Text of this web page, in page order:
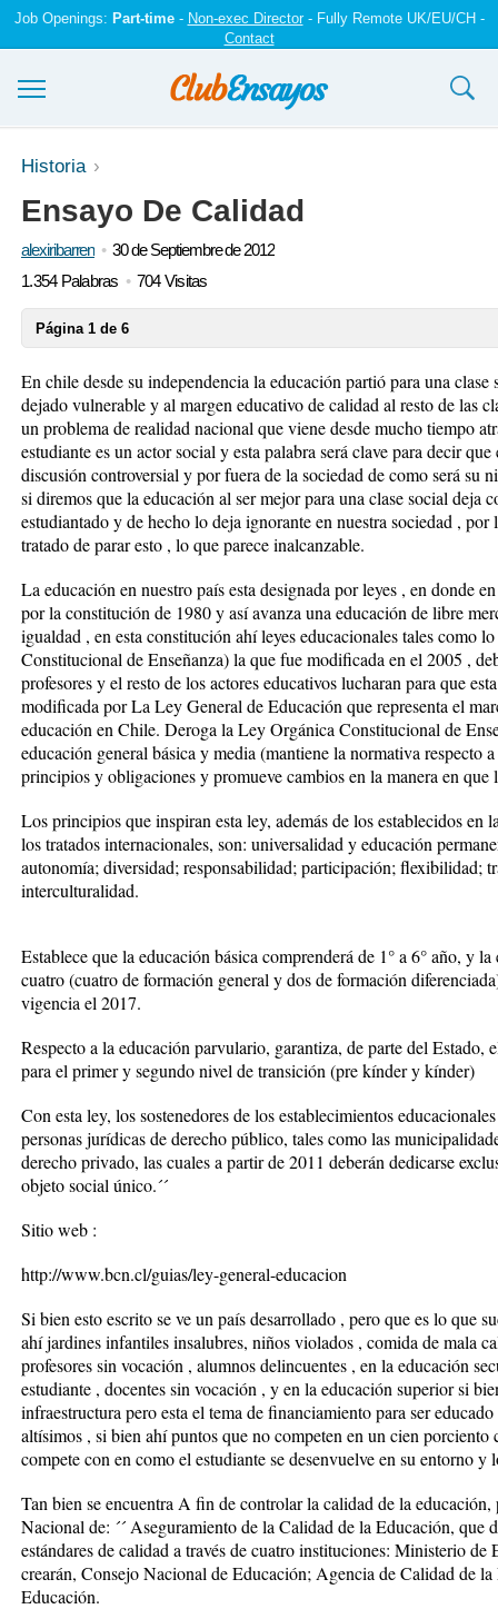
Job Openings: Part-time- Non-exec Director- Fully Remote UK/EU/CH -
Contact
Ensayos y trabajos
Registrarse
Iniciar sesión
Historia
Ensayo De Calidad
alexiribarren
30 de Septiembre de 2012
1.354 Palabras
704 Visitas
Página 1 de 6
En chile desde su independencia la educación partió para una
dejado vulnerable y al margen educativo de calidad al resto de las
un problema de realidad nacional que viene desde mucho tiempo
estudiante es un actor social y esta palabra será clave para decir
discusión controversial y por fuera de la sociedad de como será su
si diremos que la educación al ser mejor para una clase social deja
estudiantado y de hecho lo deja ignorante en nuestra sociedad ,
tratado de parar esto , lo que parece inalcanzable.
La educación en nuestro país esta designada por leyes , en donde
por la constitución de 1980 y así avanza una educación de libre
igualdad , en esta constitución ahí leyes educacionales tales como
Constitucional de Enseñanza) la que fue modificada en el 2005 ,
profesores y el resto de los actores educativos lucharan para que
modificada por La Ley General de Educación que representa el
educación en Chile. Deroga la Ley Orgánica Constitucional de
educación general básica y media (mantiene la normativa respecto
principios y obligaciones y promueve cambios en la manera en que
Los principios que inspiran esta ley, además de los establecidos
los tratados internacionales, son: universalidad y educación
autonomía; diversidad; responsabilidad; participación; flexibilidad;
interculturalidad.
Establece que la educación básica comprenderá de 1° a 6° año, y
cuatro (cuatro de formación general y dos de formación
vigencia el 2017.
Respecto a la educación parvulario, garantiza, de parte del
para el primer y segundo nivel de transición (pre kínder y kínder)
Con esta ley, los sostenedores de los establecimientos
personas jurídicas de derecho público, tales como las
derecho privado, las cuales a partir de 2011 deberán dedicarse
objeto social único.´´
Sitio web :
http://www.bcn.cl/guias/ley-general-educacion
Si bien esto escrito se ve un país desarrollado , pero que es lo que
ahí jardines infantiles insalubres, niños violados , comida de mala
profesores sin vocación , alumnos delincuentes , en la educación
estudiante , docentes sin vocación , y en la educación superior si
infraestructura pero esta el tema de financiamiento para ser
altísimos , si bien ahí puntos que no competen en un cien porciento
compete con en como el estudiante se desenvuelve en su entorno
Tan bien se encuentra A fin de controlar la calidad de la
Nacional de: ´´ Aseguramiento de la Calidad de la Educación, que
estándares de calidad a través de cuatro instituciones: Ministerio
crearán, Consejo Nacional de Educación; Agencia de Calidad de
Educación.